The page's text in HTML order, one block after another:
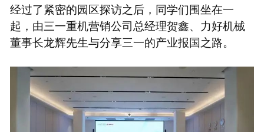
经过了紧密的园区探访之后，同学们围坐在一
起，由三一重机营销公司总经理贺鑫、力好机械
董事长龙辉先生与分享三一的产业报国之路。